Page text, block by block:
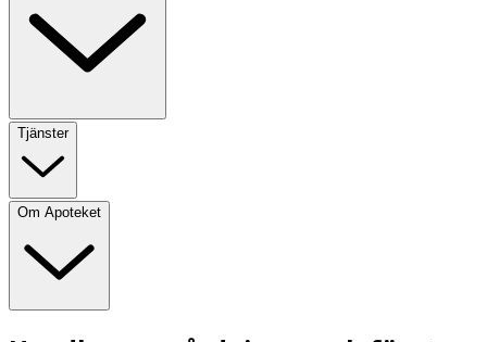
Tjänster
Om Apoteket